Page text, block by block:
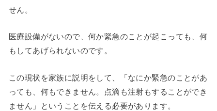
せん。
医療設備がないので、何か緊急のことが起こっても、何
もしてあげられないのです。
この現状を家族に説明をして、「なにか緊急のことがあ
っても、何もできません。点滴も注射もすることができ
ません」ということを伝える必要があります。